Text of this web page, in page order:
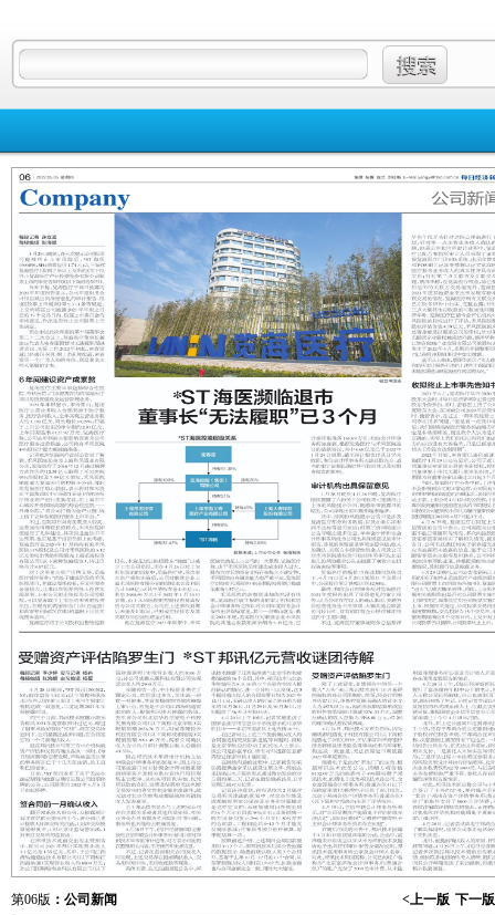
第06版 ：公司新闻 下一
<上一版